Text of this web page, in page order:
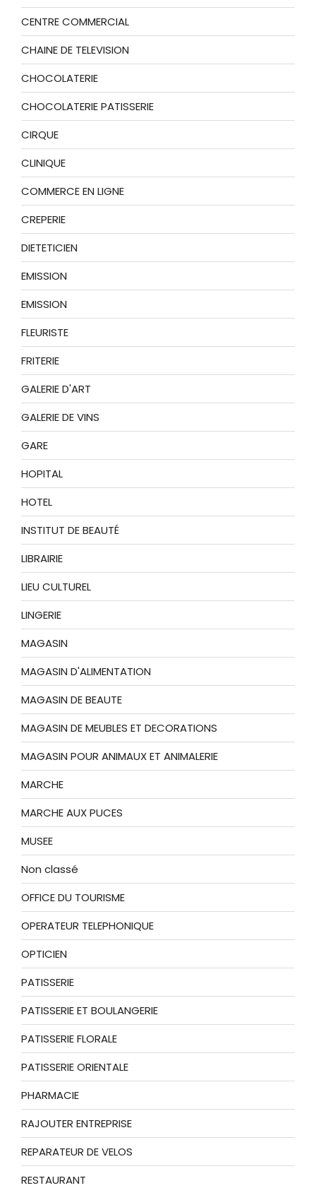
CENTRE COMMERCIAL
CHAINE DE TELEVISION
CHOCOLATERIE
CHOCOLATERIE PATISSERIE
CIRQUE
CLINIQUE
COMMERCE EN LIGNE
CREPERIE
DIETETICIEN
EMISSION
EMISSION
FLEURISTE
FRITERIE
GALERIE D'ART
GALERIE DE VINS
GARE
HOPITAL
HOTEL
INSTITUT DE BEAUTÉ
LIBRAIRIE
LIEU CULTUREL
LINGERIE
MAGASIN
MAGASIN D'ALIMENTATION
MAGASIN DE BEAUTE
MAGASIN DE MEUBLES ET DECORATIONS
MAGASIN POUR ANIMAUX ET ANIMALERIE
MARCHE
MARCHE AUX PUCES
MUSEE
Non classé
OFFICE DU TOURISME
OPERATEUR TELEPHONIQUE
OPTICIEN
PATISSERIE
PATISSERIE ET BOULANGERIE
PATISSERIE FLORALE
PATISSERIE ORIENTALE
PHARMACIE
RAJOUTER ENTREPRISE
REPARATEUR DE VELOS
RESTAURANT